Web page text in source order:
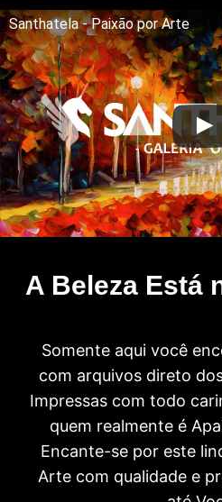
Santhatela - Paixão por Arte
A Beleza Está
Somente aqui você
com arquivos direto
Impressas com todo
quem realmente é
Encante-se por este
Arte com qualidade e